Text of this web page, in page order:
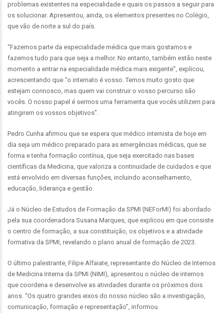
problemas existentes na especialidade e quais os passos a seguir para
os solucionar. Apresentou, ainda, os elementos presentes no Colégio,
que vão de norte a sul do país.
“Fazemos parte da especialidade médica que mais gostamos e
fazemos tudo para que seja a melhor. No entanto, também estão neste
momento a entrar na especialidade médica mais exigente”, explicou,
acrescentando que “o internato é vosso. Temos muito gosto que
estejam connosco, mas quem vai construir o vosso percurso são
vocês. O nosso papel é sermos uma ferramenta que vocês utilizem para
atingirem os vossos objetivos”.
Pedro Cunha afirmou que se espera que médico internista de hoje em
dia seja um médico preparado para as emergências médicas, que se
forma e tenha formação contínua, que seja exercitado nas bases
científicas da Medicina, que valoriza a continuidade de cuidados e que
está envolvido em diversas funções, incluindo aconselhamento,
educação, liderança e gestão.
Já o Núcleo de Estudos de Formação da SPMI (NEForMI) foi abordado
pela sua coordenadora Susana Marques, que explicou em que consiste
o centro de formação, a sua constituição, os objetivos e a atividade
formativa da SPMI, revelando o plano anual de formação de 2023.
O último palestrante, Filipe Alfaiate, representante do Núcleo de Internos
de Medicina Interna da SPMI (NIMI), apresentou o núcleo de internos
que coordena e desenvolve as atividades durante os próximos dois
anos. “Os quatro grandes eixos do nosso núcleo são a investigação,
comunicação, formação e representação”, informou.